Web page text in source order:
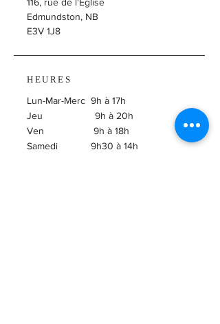
Edmundston, NB
E3V 1J8
HEURES
Lun-Mar-Merc 9h à 17h
Jeu 9h à 20h
Ven 9h à 18h
Samedi 9h30 à 14h